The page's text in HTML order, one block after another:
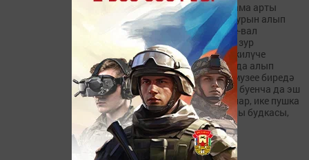
18нче гасырда төзелгән Кама арты
саклау линиясендә мөһим урын алып
торган Чирмешән крепосте-вал
районыбыз кунакларында зур
кызыксыну уята. Районга килүче
туристларны да әүвәл шунда алып
баралар. Туган як тарихы музее биредә
ачык һавадагы музей ясау буенча да эш
башлаган иде, имән капкалар, ике пушка
урнаштырылды, каравылчы будкасы,
кое, сакчы каланчасы...